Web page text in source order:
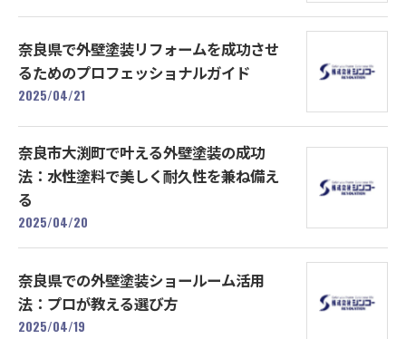
奈良県で外壁塗装リフォームを成功させ
るためのプロフェッショナルガイド
2025/04/21
奈良市大渕町で叶える外壁塗装の成功
法：水性塗料で美しく耐久性を兼ね備え
る
2025/04/20
奈良県での外壁塗装ショールーム活用
法：プロが教える選び方
2025/04/19